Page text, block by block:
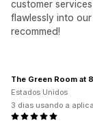
customer
flawlessly into
recommed!
The Green Room at
Estados Unidos
3 dias usando a